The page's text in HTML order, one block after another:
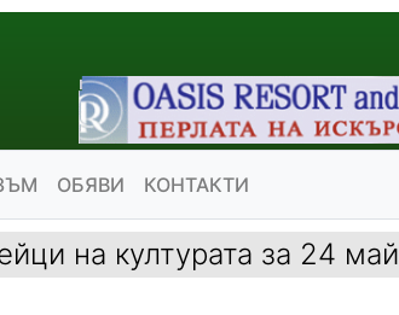
ОБЯВИ КОНТАКТИ
на културата за 24 май